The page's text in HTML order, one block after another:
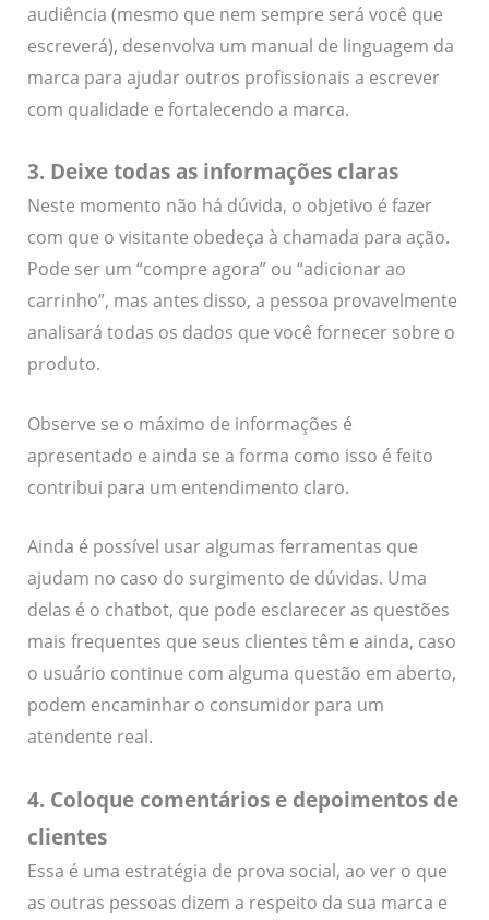
audiência (mesmo que nem sempre será você que
escreverá), desenvolva um manual de linguagem da
marca para ajudar outros profissionais a escrever
com qualidade e fortalecendo a marca.
3. Deixe todas as informações claras
Neste momento não há dúvida, o objetivo é fazer
com que o visitante obedeça à chamada para ação.
Pode ser um “compre agora” ou “adicionar ao
carrinho”, mas antes disso, a pessoa provavelmente
analisará todas os dados que você fornecer sobre o
produto.
Observe se o máximo de informações é
apresentado e ainda se a forma como isso é feito
contribui para um entendimento claro.
Ainda é possível usar algumas ferramentas que
ajudam no caso do surgimento de dúvidas. Uma
delas é o chatbot, que pode esclarecer as questões
mais frequentes que seus clientes têm e ainda, caso
o usuário continue com alguma questão em aberto,
podem encaminhar o consumidor para um
atendente real.
4. Coloque comentários e depoimentos de
clientes
Essa é uma estratégia de prova social, ao ver o que
as outras pessoas dizem a respeito da sua marca e